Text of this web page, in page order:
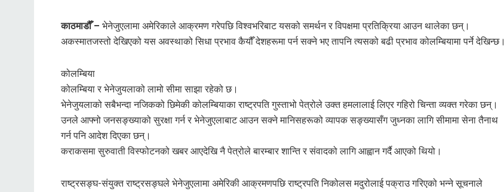
काठमाडौँ – भेनेजुएलामा अमेरिकाले आक्रमण गरेपछि विश्वभरिबाट यसको समर्थन र विपक्षमा प्रतिक्रिया आउन थालेका छन्।
अकस्मातजस्तो देखिएको यस अवस्थाको सिधा प्रभाव कैयौँ देशहरूमा पर्न सक्ने भए तापनि त्यसको बढी प्रभाव कोलम्बियामा पर्ने देखिन्छ।
कोलम्बिया
कोलम्बिया र भेनेजुयलाको लामो सीमा साझा रहेको छ।
भेनेजुयलाको सबैभन्दा नजिकको छिमेकी कोलम्बियाका राष्ट्रपति गुस्ताभो पेत्रोले उक्त हमलालाई लिएर गहिरो चिन्ता व्यक्त गरेका छन्।
उनले आफ्नो जनसङ्ख्याको सुरक्षा गर्न र भेनेजुएलाबाट आउन सक्ने मानिसहरूको व्यापक सङ्ख्यासँग जुध्नका लागि सीमामा सेना तैनाथ
गर्न पनि आदेश दिएका छन्।
कराकसमा सुरुवाती विस्फोटनको खबर आएदेखि नै पेत्रोले बारम्बार शान्ति र संवादको लागि आह्वान गर्दै आएको थियो।
राष्ट्रसङ्घ-संयुक्त राष्ट्रसङ्घले भेनेजुएलामा अमेरिकी आक्रमणपछि राष्ट्रपति निकोलस मदुरोलाई पक्राउ गरिएको भन्ने सूचनाले